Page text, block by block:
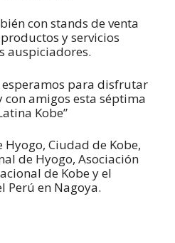
con stands de venta
y servicios
auspiciadores.
esperamos para disfrutar
amigos esta séptima
Kobe”
Ciudad de Kobe,
de Hyogo, Asociación
de Kobe y el
Perú en Nagoya.